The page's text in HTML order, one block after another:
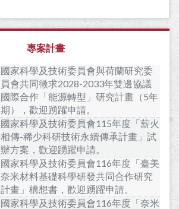
專案計畫
國家科學及技術委員會與荷蘭研究委
員會共同徵求2028-2033年雙邊協議
國際合作「能源轉型」研究計畫（5年
期），歡迎踴躍申請。
國家科學及技術委員會115年度「薪火
相傳-稀少科研技術永續傳承計畫」試
辦方案，歡迎踴躍申請。
國家科學及技術委員會116年度「臺美
奈米材料基礎科學研發共同合作研究
計畫」構想書，歡迎踴躍申請。
國家科學及技術委員會116年度「奈米